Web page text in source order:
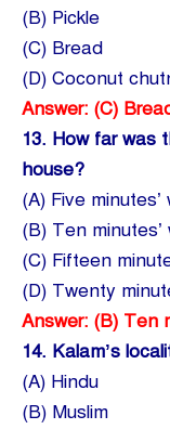
(B) Pickle
(C) Bread
(D) Coconut
Answer: (C)
13. How far was
house?
(A) Five minutes’
(B) Ten minutes’
(C) Fifteen
(D) Twenty
Answer: (B) Ten
14. Kalam’s
(A) Hindu
(B) Muslim